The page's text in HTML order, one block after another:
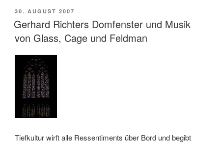
VERÖFFENTLICHT
AM
30. AUGUST 2007
Gerhard Richters Domfenster und Musik
von Glass, Cage und Feldman
Tiefkultur wirft alle Ressentiments über Bord und begibt